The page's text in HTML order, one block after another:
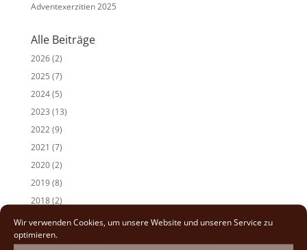
Wir verwenden Cookies, um unsere Website und unseren Service zu
optimieren.
Adventexerzitien 2025
Alle Beiträge
2026(2)
2025 (7)
2024(5)
2023 (13)
2022(9)
2021 (7)
2020(2)
2019(8)
2018(2)
(2)